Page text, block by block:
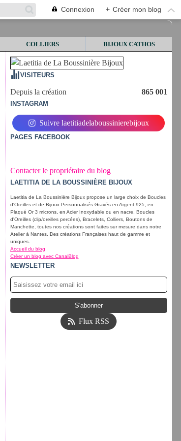
Connexion + Créer mon blog
COLLIERS BIJOUX CATHOS
VISITEURS
Depuis la création 865 001
INSTAGRAM
Suivre laetitiadelaboussinierebijoux
PAGES FACEBOOK
Contacter le propriétaire du blog
LAETITIA DE LA BOUSSINIÈRE BIJOUX
Laetitia de La Boussinière Bijoux propose un large choix de Boucles
d'Oreilles et de Bijoux Personnalisés Gravés en Argent 925, en
Plaqué Or 3 microns, en Acier Inoxydable ou en nacre. Boucles
d'Oreilles (clip/oreilles percées), Bracelets, Colliers, Boutons de
Manchette, toutes nos créations sont faites sur mesure dans notre
Atelier à Nantes. Des créations Françaises haut de gamme et
uniques.
Accueil du blog
Créer un blog avec CanalBlog
NEWSLETTER
Flux RSS